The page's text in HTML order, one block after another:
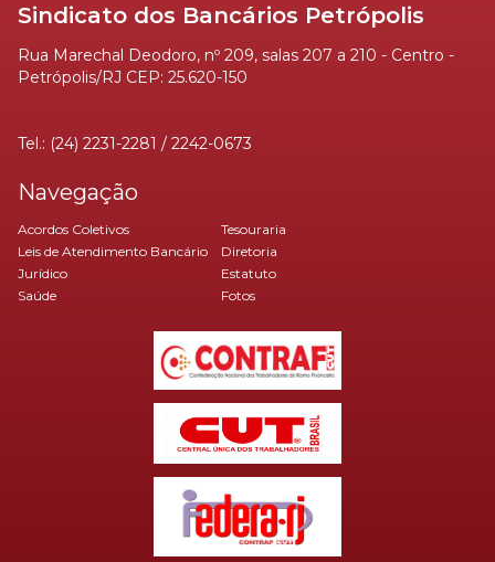
Sindicato dos Bancários Petrópolis
Rua Marechal Deodoro, nº 209, salas 207 a 210 - Centro -
Petrópolis/RJ CEP: 25.620-150
Tel.: (24) 2231-2281 / 2242-0673
Navegação
Acordos Coletivos
Leis de Atendimento Bancário
Jurídico
Saúde
Tesouraria
Diretoria
Estatuto
Fotos